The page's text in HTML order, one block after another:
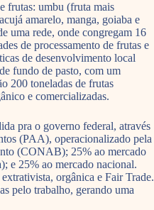
frutas: umbu (fruta mais
amarelo, manga, goiaba e
uma rede, onde congregam 16
de processamento de frutas e
de desenvolvimento local
fundo de pasto, com um
200 toneladas de frutas
e comercializadas.
pra o governo federal, através
(PAA), operacionalizado pela
(CONAB); 25% ao mercado
e 25% ao mercado nacional.
orgânica e Fair Trade.
pelo trabalho, gerando uma